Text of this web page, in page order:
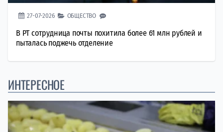
27-07-2026 ОБЩЕСТВО
В РТ сотрудница почты похитила более 61 млн рублей и
пыталась поджечь отделение
ИНТЕРЕСНОЕ